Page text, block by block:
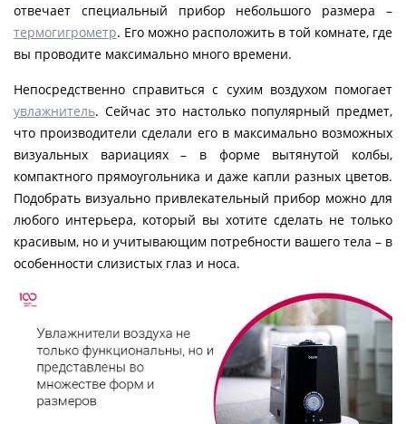
отвечает специальный прибор небольшого размера –
термогигрометр. Его можно расположить в той комнате, где
вы проводите максимально много времени.
Непосредственно справиться с сухим воздухом помогает
увлажнитель. Сейчас это настолько популярный предмет,
что производители сделали его в максимально возможных
визуальных вариациях – в форме вытянутой колбы,
компактного прямоугольника и даже капли разных цветов.
Подобрать визуально привлекательный прибор можно для
любого интерьера, который вы хотите сделать не только
красивым, но и учитывающим потребности вашего тела – в
особенности слизистых глаз и носа.